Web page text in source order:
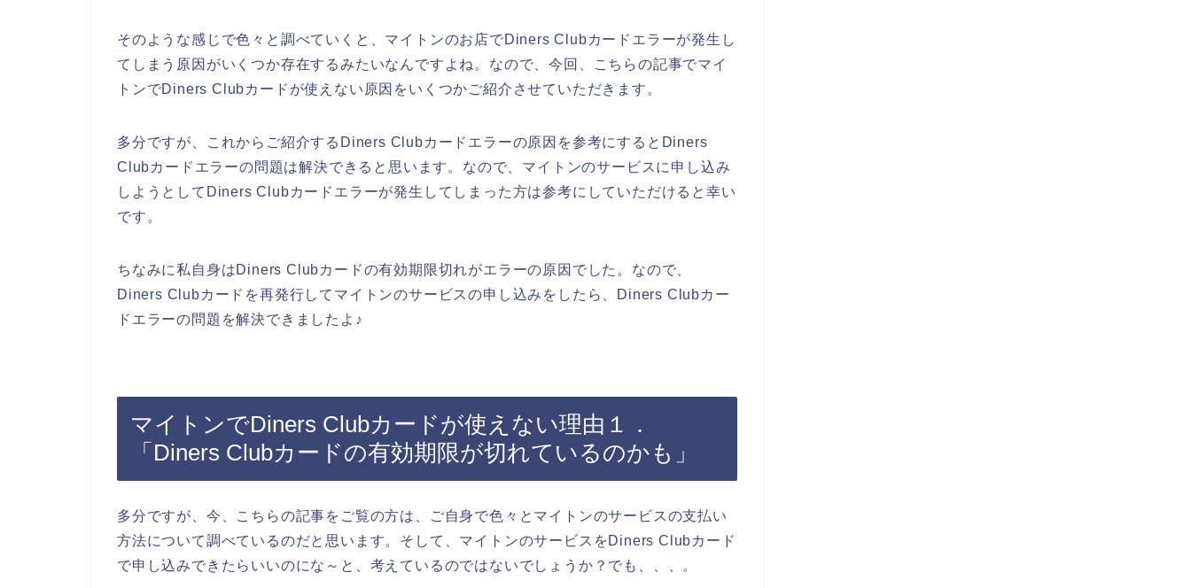
そのような感じで色々と調べていくと、マイトンのお店でDiners Clubカードエラーが発生し
てしまう原因がいくつか存在するみたいなんですよね。なので、今回、こちらの記事でマイ
トンでDiners Clubカードが使えない原因をいくつかご紹介させていただきます。
多分ですが、これからご紹介するDiners Clubカードエラーの原因を参考にするとDiners
Clubカードエラーの問題は解決できると思います。なので、マイトンのサービスに申し込み
しようとしてDiners Clubカードエラーが発生してしまった方は参考にしていただけると幸い
です。
ちなみに私自身はDiners Clubカードの有効期限切れがエラーの原因でした。なので、
Diners Clubカードを再発行してマイトンのサービスの申し込みをしたら、Diners Clubカー
ドエラーの問題を解決できましたよ♪
マイトンでDiners Clubカードが使えない理由１．
「Diners Clubカードの有効期限が切れているのかも」
多分ですが、今、こちらの記事をご覧の方は、ご自身で色々とマイトンのサービスの支払い
方法について調べているのだと思います。そして、マイトンのサービスをDiners Clubカード
で申し込みできたらいいのにな～と、考えているのではないでしょうか？でも、、、。